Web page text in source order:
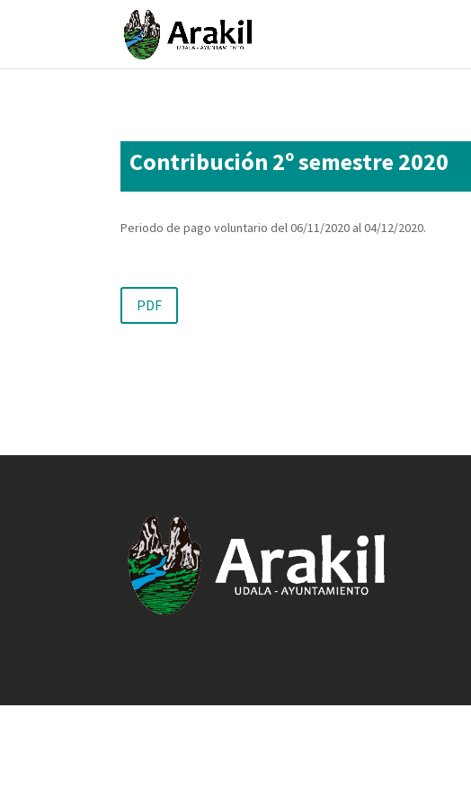
Contribución 2º semestre 2020
Periodo de pago voluntario del 06/11/2020 al 04/12/2020.
PDF